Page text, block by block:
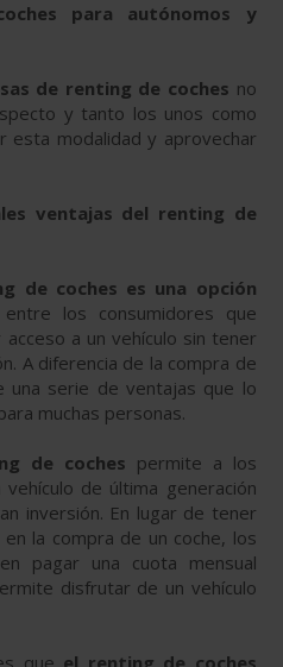
para autónomos y
de renting de coches no
y tanto los unos como
modalidad y aprovechar
ventajas del renting de
de coches es una opción
entre los consumidores que
a un vehículo sin tener
A diferencia de la compra de
una serie de ventajas que lo
muchas personas.
de coches permite a los
de última generación
inversión. En lugar de tener
la compra de un coche, los
pagar una cuota mensual
disfrutar de un vehículo